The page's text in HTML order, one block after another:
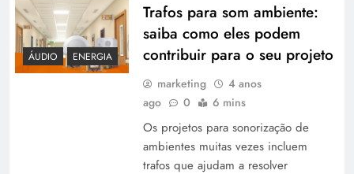
ÁUDIO ENERGIA
Trafos para som ambiente:
saiba como eles podem
contribuir para o seu projeto
marketing
4 anos
ago
0 6 mins
Os projetos para sonorização de
ambientes muitas vezes incluem
trafos que ajudam a resolver